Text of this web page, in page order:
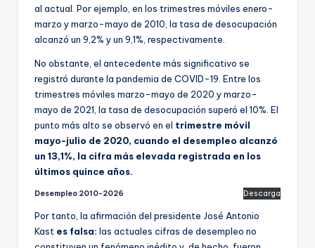
al actual. Por ejemplo, en los trimestres móviles enero-
marzo y marzo-mayo de 2010, la tasa de desocupación
alcanzó un 9,2% y un 9,1%, respectivamente.
No obstante, el antecedente más significativo se
registró durante la pandemia de COVID-19. Entre los
trimestres móviles marzo-mayo de 2020 y marzo-
mayo de 2021, la tasa de desocupación superó el 10%. El
punto más alto se observó en el trimestre móvil
mayo-julio de 2020, cuando el desempleo alcanzó
un 13,1%, la cifra más elevada registrada en los
últimos quince años.
Desempleo 2010-2026 Descarga
Por tanto, la afirmación del presidente José Antonio
Kast es falsa: las actuales cifras de desempleo no